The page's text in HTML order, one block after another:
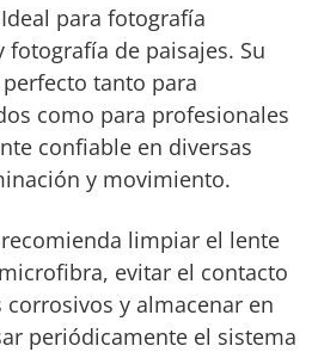
Ideal para fotografía
de paisajes. Su
tanto para
como para profesionales
confiable en diversas
y movimiento.
recomienda limpiar el lente
evitar el contacto
y almacenar en
periódicamente el sistema